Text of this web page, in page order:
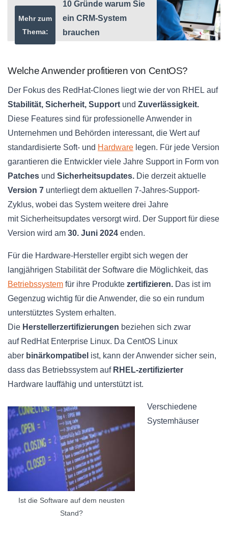
Mehr zum
Thema:
10 Gründe warum Sie
ein CRM-System
brauchen
Welche Anwender profitieren von CentOS?
Der Fokus des RedHat-Clones liegt wie der von RHEL auf
Stabilität, Sicherheit, Support und Zuverlässigkeit.
Diese Features sind für professionelle Anwender in
Unternehmen und Behörden interessant, die Wert auf
standardisierte Soft- und Hardware legen. Für jede Version
garantieren die Entwickler viele Jahre Support in Form von
Patches und Sicherheitsupdates. Die derzeit aktuelle
Version 7 unterliegt dem aktuellen 7-Jahres-Support-
Zyklus, wobei das System weitere drei Jahre
mit Sicherheitsupdates versorgt wird. Der Support für diese
Version wird am 30. Juni 2024 enden.
Für die Hardware-Hersteller ergibt sich wegen der
langjährigen Stabilität der Software die Möglichkeit, das
Betriebssystem für ihre Produkte zertifizieren. Das ist im
Gegenzug wichtig für die Anwender, die so ein rundum
unterstütztes System erhalten.
Die Herstellerzertifizierungen beziehen sich zwar
auf RedHatEnterprise Linux. Da CentOS Linux
aber binärkompatibel ist, kann der Anwender sicher sein,
dass das Betriebssystem auf RHEL-zertifizierter
Hardware lauffähig und unterstützt ist.
Ist die Software auf dem neusten
Stand?
Verschiedene
Systemhäuser